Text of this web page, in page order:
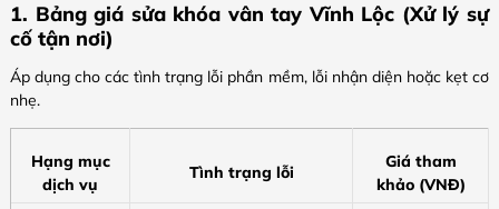
1. Bảng giá sửa khóa vân tay Vĩnh Lộc (Xử lý sự
cố tận nơi)
Áp dụng cho các tình trạng lỗi phần mềm, lỗi nhận diện hoặc kẹt cơ
nhẹ.
Hạng mục
dịch vụ
Tình trạng lỗi
Giá tham
khảo (VNĐ)